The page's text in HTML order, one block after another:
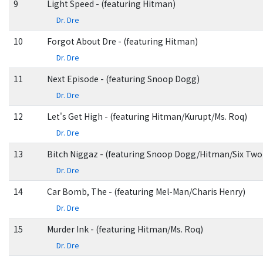
9 Light Speed - (featuring Hitman)
Dr. Dre
10 Forgot About Dre - (featuring Hitman)
Dr. Dre
11 Next Episode - (featuring Snoop Dogg)
Dr. Dre
12 Let's Get High - (featuring Hitman/Kurupt/Ms. Roq)
Dr. Dre
13 Bitch Niggaz - (featuring Snoop Dogg/Hitman/Six
Dr. Dre
14 Car Bomb, The - (featuring Mel-Man/Charis Henry)
Dr. Dre
15 Murder Ink - (featuring Hitman/Ms. Roq)
Dr. Dre